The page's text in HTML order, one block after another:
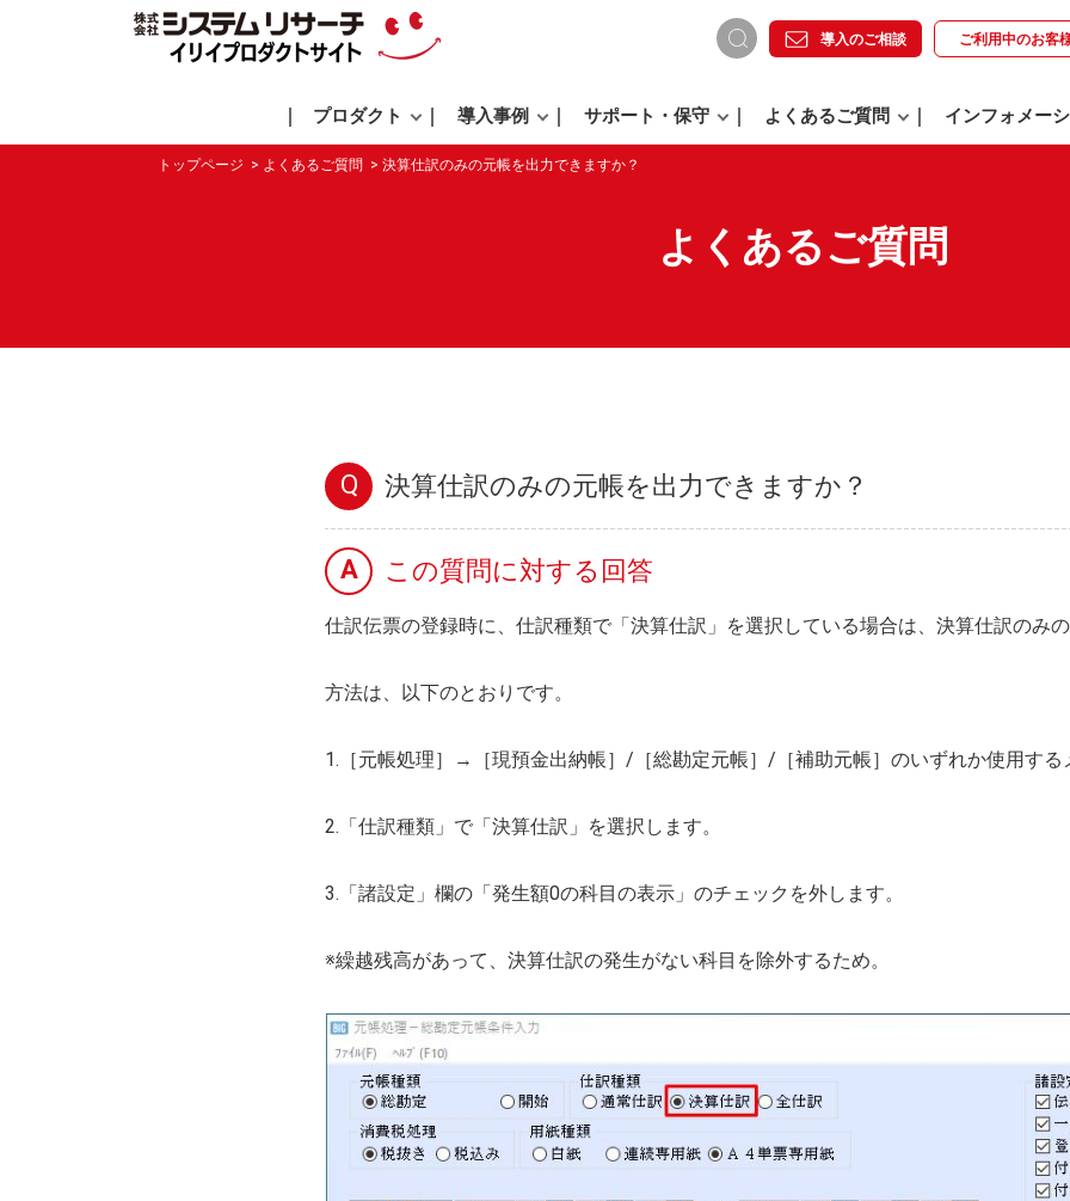
導入のご相談 ご利用中のお客
プロダクト 導入事例 サポート・保守 よくあるご質問 インフォメー
トップページ よくあるご質問 決算仕訳のみの元帳を出力できますか？
よくあるご質問
Q 決算仕訳のみの元帳を出力できますか？
A この質問に対する回答
仕訳伝票の登録時に、仕訳種類で「決算仕訳」を選択している場合は、決算仕訳のみ
方法は、以下のとおりです。
1.［元帳処理］→［現預金出納帳］/［総勘定元帳］/［補助元帳］のいずれか使用する
2.「仕訳種類」で「決算仕訳」を選択します。
3.「諸設定」欄の「発生額0の科目の表示」のチェックを外します。
※繰越残高があって、決算仕訳の発生がない科目を除外するため。